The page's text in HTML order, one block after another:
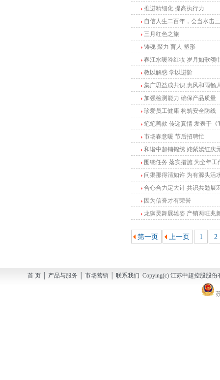
推进精细化 提高执行力
自信人生二百年，会当水击
三月红色之旅
铸魂 聚力 育人 塑形
春江水暖吟红妆 岁月如歌颂
教以解惑 学以进阶
集广思益成共识 惠风和雨畅
加强检测能力 确保产品质量
珍爱员工健康 构筑安全防线
笔笔善款 传递真情 发表于《
市场春意暖 节后招聘忙
和谐中超铺锦绣 姹紫嫣红庆
围绕任务 落实措施 为全年工
问渠那得清如许 为有源头活
合心合力定大计 共识共勉展
因为信誉才有荣誉
龙狮灵舞展雄姿 产销两旺兆
第一页 上一页 1 2
首 页 │ 产品与服务 │ 市场营销 │ 联系我们 Copying(c) 江苏中超控股股